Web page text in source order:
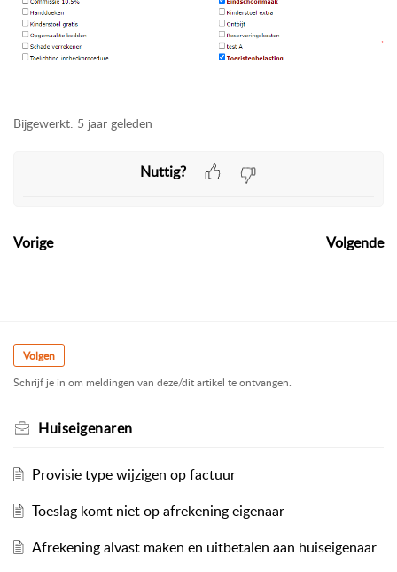
Bijgewerkt: 5 jaar geleden
Nuttig?
Vorige Volgende
Volgen
Schrijf je in om meldingen van deze/dit artikel te ontvangen.
Huiseigenaren
Provisie type wijzigen op factuur
Toeslag komt niet op afrekening eigenaar
Afrekening alvast maken en uitbetalen aan huiseigenaar